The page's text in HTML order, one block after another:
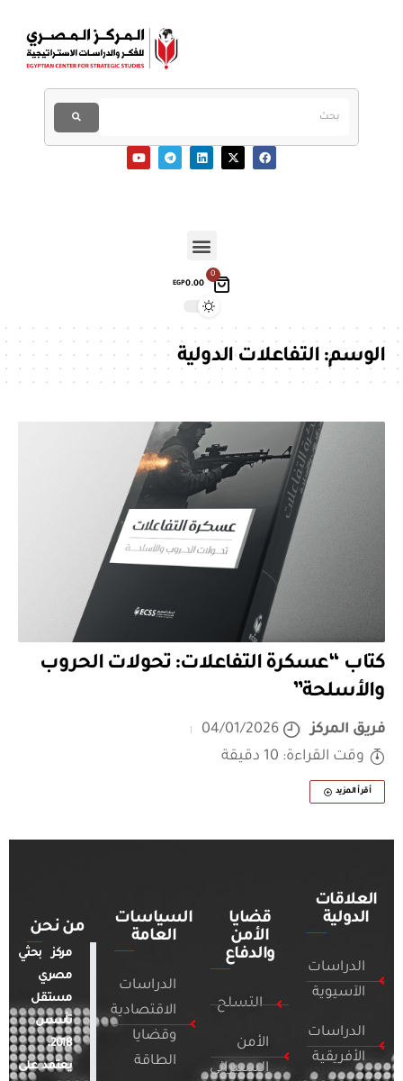
0
EGP0.00
الوسم:التفاعلات الدولية
كتاب “عسكرة التفاعلات: تحولات الحروب
والأسلحة”
فريق المركز
04/01/2026
وقت القراءة: 10 دقيقة
أقرأ المزيد
العلاقات
الدولية
الدراسات
الآسيوية
الدراسات
الأفريقية
قضايا
الأمن
والدفاع
التسلح
الأمن
السيبراني
السياسات
العامة
الدراسات
الاقتصادية
وقضايا
الطاقة
من نحن
مركز بحثي
مصري
مستقل
تأسس
2018.
يعتمد على